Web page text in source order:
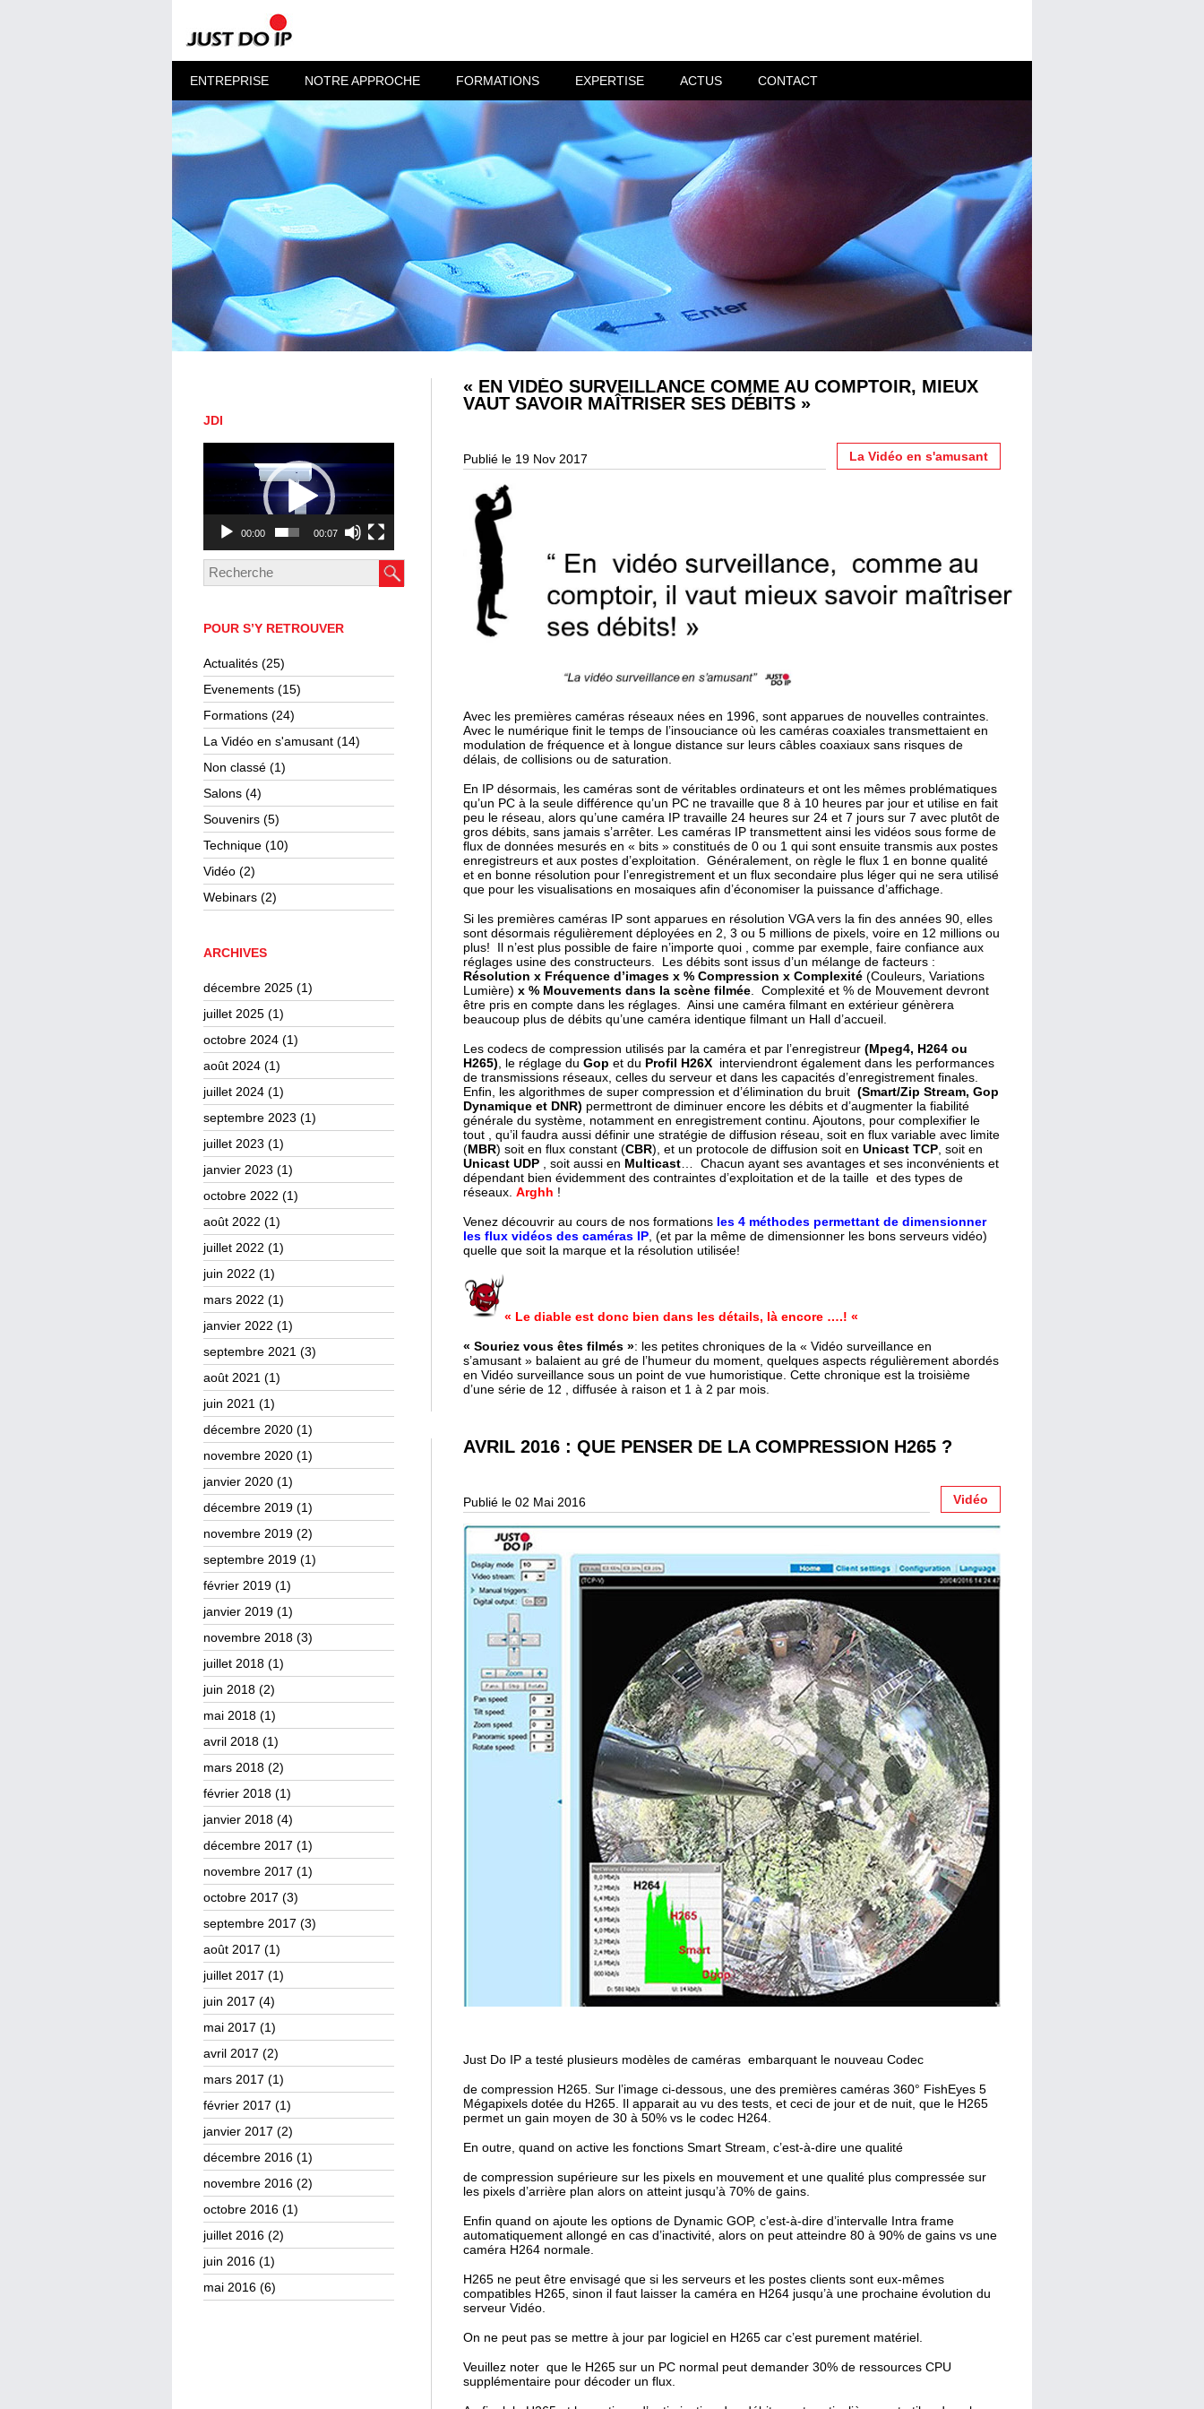
ENTREPRISE NOTRE APPROCHE FORMATIONS EXPERTISE ACTUS CONTACT
JDI
vidéo
00:00 00:07
POUR S’Y RETROUVER
Actualités (25)
Evenements (15)
Formations (24)
La Vidéo en s'amusant (14)
Non classé (1)
Salons (4)
Souvenirs (5)
Technique (10)
Vidéo (2)
Webinars (2)
ARCHIVES
décembre 2025 (1)
juillet 2025 (1)
octobre 2024 (1)
août 2024 (1)
juillet 2024 (1)
septembre 2023 (1)
juillet 2023 (1)
janvier 2023 (1)
octobre 2022 (1)
août 2022 (1)
juillet 2022 (1)
juin 2022 (1)
mars 2022 (1)
janvier 2022 (1)
septembre 2021 (3)
août 2021 (1)
juin 2021 (1)
décembre 2020 (1)
novembre 2020 (1)
janvier 2020 (1)
décembre 2019 (1)
novembre 2019 (2)
septembre 2019 (1)
février 2019 (1)
janvier 2019 (1)
novembre 2018 (3)
juillet 2018 (1)
juin 2018 (2)
mai 2018 (1)
avril 2018 (1)
mars 2018 (2)
février 2018 (1)
janvier 2018 (4)
décembre 2017 (1)
novembre 2017 (1)
octobre 2017 (3)
septembre 2017 (3)
août 2017 (1)
juillet 2017 (1)
juin 2017 (4)
mai 2017 (1)
avril 2017 (2)
mars 2017 (1)
février 2017 (1)
janvier 2017 (2)
décembre 2016 (1)
novembre 2016 (2)
octobre 2016 (1)
juillet 2016 (2)
juin 2016 (1)
mai 2016 (6)
« EN VIDÉO SURVEILLANCE COMME AU COMPTOIR, MIEUX
VAUT SAVOIR MAÎTRISER SES DÉBITS »
La Vidéo en s'amusant
Publié le 19 Nov 2017
Avec les premières caméras réseaux nées en 1996, sont apparues de nouvelles contraintes.
Avec le numérique finit le temps de l’insouciance où les caméras coaxiales transmettaient en
modulation de fréquence et à longue distance sur leurs câbles coaxiaux sans risques de
délais, de collisions ou de saturation.
En IP désormais, les caméras sont de véritables ordinateurs et ont les mêmes problématiques
qu’un PC à la seule différence qu’un PC ne travaille que 8 à 10 heures par jour et utilise en fait
peu le réseau, alors qu’une caméra IP travaille 24 heures sur 24 et 7 jours sur 7 avec plutôt de
gros débits, sans jamais s’arrêter. Les caméras IP transmettent ainsi les vidéos sous forme de
flux de données mesurés en « bits » constitués de 0 ou 1 qui sont ensuite transmis aux postes
enregistreurs et aux postes d’exploitation. Généralement, on règle le flux 1 en bonne qualité
et en bonne résolution pour l’enregistrement et un flux secondaire plus léger qui ne sera utilisé
que pour les visualisations en mosaiques afin d’économiser la puissance d’affichage.
Si les premières caméras IP sont apparues en résolution VGA vers la fin des années 90, elles
sont désormais régulièrement déployées en 2, 3 ou 5 millions de pixels, voire en 12 millions ou
plus! Il n’est plus possible de faire n’importe quoi , comme par exemple, faire confiance aux
réglages usine des constructeurs. Les débits sont issus d’un mélange de facteurs :
Résolution x Fréquence d’images x % Compression x Complexité (Couleurs, Variations
Lumière) x % Mouvements dans la scène filmée . Complexité et % de Mouvement devront
être pris en compte dans les réglages. Ainsi une caméra filmant en extérieur génèrera
beaucoup plus de débits qu’une caméra identique filmant un Hall d’accueil.
Les codecs de compression utilisés par la caméra et par l’enregistreur (Mpeg4, H264 ou
H265) , le réglage du Gop et du Profil H26X interviendront également dans les performances
de transmissions réseaux, celles du serveur et dans les capacités d’enregistrement finales.
Enfin, les algorithmes de super compression et d’élimination du bruit (Smart/Zip Stream, Gop
Dynamique et DNR) permettront de diminuer encore les débits et d’augmenter la fiabilité
générale du système, notamment en enregistrement continu. Ajoutons, pour complexifier le
tout , qu’il faudra aussi définir une stratégie de diffusion réseau, soit en flux variable avec limite
(MBR) soit en flux constant (CBR), et un protocole de diffusion soit en Unicast TCP , soit en
Unicast UDP , soit aussi en Multicast … Chacun ayant ses avantages et ses inconvénients et
dépendant bien évidemment des contraintes d’exploitation et de la taille et des types de
réseaux. Arghh !
Venez découvrir au cours de nos formations les 4 méthodes permettant de dimensionner
les flux vidéos des caméras IP , (et par la même de dimensionner les bons serveurs vidéo)
quelle que soit la marque et la résolution utilisée!
« Le diable est donc bien dans les détails, là encore ….! «
« Souriez vous êtes filmés »: les petites chroniques de la « Vidéo surveillance en
s’amusant » balaient au gré de l’humeur du moment, quelques aspects régulièrement abordés
en Vidéo surveillance sous un point de vue humoristique. Cette chronique est la troisième
d’une série de 12 , diffusée à raison et 1 à 2 par mois.
AVRIL 2016 : QUE PENSER DE LA COMPRESSION H265 ?
Vidéo
Publié le 02 Mai 2016
Just Do IP a testé plusieurs modèles de caméras embarquant le nouveau Codec
de compression H265. Sur l’image ci-dessous, une des premières caméras 360° FishEyes 5
Mégapixels dotée du H265. Il apparait au vu des tests, et ceci de jour et de nuit, que le H265
permet un gain moyen de 30 à 50% vs le codec H264.
En outre, quand on active les fonctions Smart Stream, c’est-à-dire une qualité
de compression supérieure sur les pixels en mouvement et une qualité plus compressée sur
les pixels d’arrière plan alors on atteint jusqu’à 70% de gains.
Enfin quand on ajoute les options de Dynamic GOP, c’est-à-dire d’intervalle Intra frame
automatiquement allongé en cas d’inactivité, alors on peut atteindre 80 à 90% de gains vs une
caméra H264 normale.
H265 ne peut être envisagé que si les serveurs et les postes clients sont eux-mêmes
compatibles H265, sinon il faut laisser la caméra en H264 jusqu’à une prochaine évolution du
serveur Vidéo.
On ne peut pas se mettre à jour par logiciel en H265 car c’est purement matériel.
Veuillez noter que le H265 sur un PC normal peut demander 30% de ressources CPU
supplémentaire pour décoder un flux.